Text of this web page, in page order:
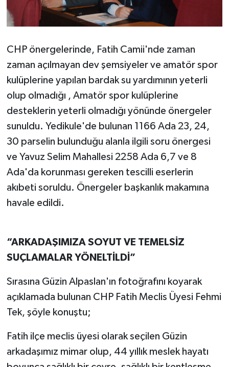
CHP önergelerinde, Fatih Camii'nde zaman
zaman açılmayan dev şemsiyeler ve amatör spor
kulüplerine yapılan bardak su yardımının yeterli
olup olmadığı , Amatör spor kulüplerine
desteklerin yeterli olmadığı yönünde önergeler
sunuldu. Yedikule'de bulunan 1166 Ada 23, 24,
30 parselin bulunduğu alanla ilgili soru önergesi
ve Yavuz Selim Mahallesi 2258 Ada 6,7 ve 8
Ada'da korunması gereken tescilli eserlerin
akıbeti soruldu. Önergeler başkanlık makamına
havale edildi.
“ARKADAŞIMIZA SOYUT VE TEMELSİZ
SUÇLAMALAR YÖNELTİLDİ”
Sırasına Güzin Alpaslan'ın fotoğrafını koyarak
açıklamada bulunan CHP Fatih Meclis Üyesi Fehmi
Tek, şöyle konuştu;
Fatih ilçe meclis üyesi olarak seçilen Güzin
arkadaşımız mimar olup, 44 yıllık meslek hayatı